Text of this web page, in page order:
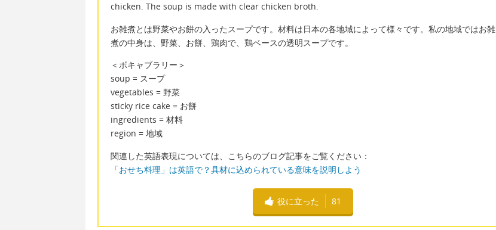
chicken. The soup is made with clear chicken broth.
お雑煮とは野菜やお餅の入ったスープです。材料は日本の各地域によって様々です。私の地域ではお雑
煮の中身は、野菜、お餅、鶏肉で、鶏ベースの透明スープです。
＜ボキャブラリー＞
soup = スープ
vegetables = 野菜
sticky rice cake = お餅
ingredients = 材料
region = 地域
関連した英語表現については、こちらのブログ記事をご覧ください：
「おせち料理」は英語で？具材に込められている意味を説明しよう
役に立った 81